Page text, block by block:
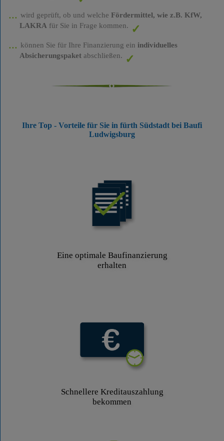
wird geprüft, ob und welche Fördermittel, wie z.B. KfW,
LAKRA für Sie in Frage kommen.
können Sie für Ihre Finanzierung ein individuelles
Absicherungspaketabschließen.
Ihre Top - Vorteile für Sie in fürth Südstadt bei Baufi
Ludwigsburg
Eine optimale Baufinanzierung
erhalten
Schnellere Kreditauszahlung
bekommen